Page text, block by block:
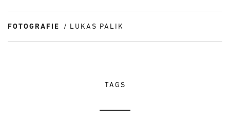
FOTOGRAFIE LUKAS PALIK
TAGS